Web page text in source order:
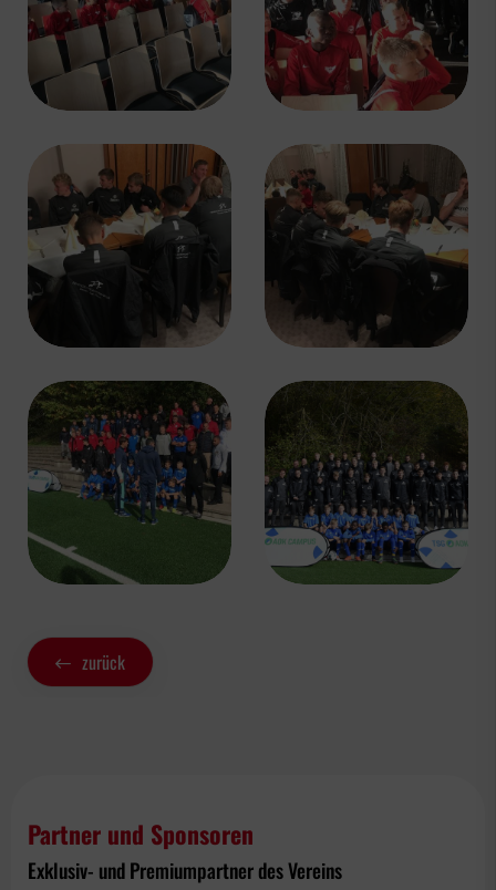
zurück
Partner und Sponsoren
Exklusiv- und Premiumpartner des Vereins